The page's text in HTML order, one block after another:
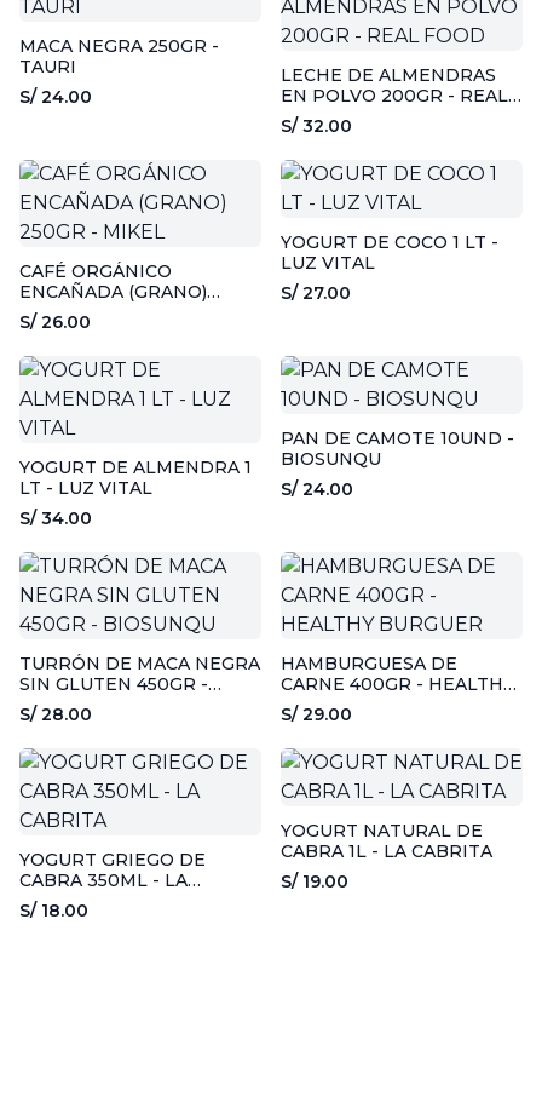
MACA NEGRA 250GR -
TAURI
S/ 24.00
LECHE DE ALMENDRAS
EN POLVO 200GR - REAL
FOOD
S/ 32.00
CAFÉ ORGÁNICO
ENCAÑADA (GRANO)
250GR - MIKEL
S/ 26.00
YOGURT DE COCO 1 LT -
LUZ VITAL
S/ 27.00
YOGURT DE ALMENDRA 1
LT - LUZ VITAL
S/ 34.00
PAN DE CAMOTE 10UND -
BIOSUNQU
S/ 24.00
TURRÓN DE MACA NEGRA
SIN GLUTEN 450GR -
BIOSUNQU
S/ 28.00
HAMBURGUESA DE
CARNE 400GR - HEALTHY
BURGUER
S/ 29.00
YOGURT GRIEGO DE
CABRA 350ML - LA
CABRITA
S/ 18.00
YOGURT NATURAL DE
CABRA 1L - LA CABRITA
S/ 19.00